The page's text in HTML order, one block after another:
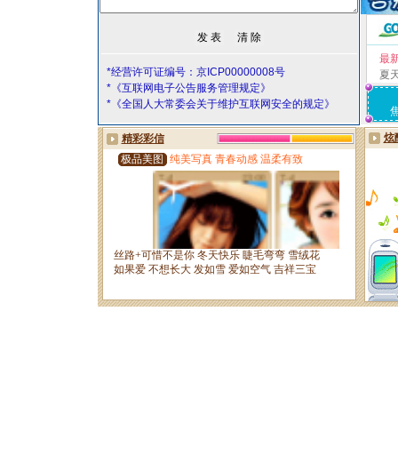
*经营许可证编号：京ICP00000008号
*《互联网电子公告服务管理规定》
*《全国人大常委会关于维护互联网安全的规定》
最
夏